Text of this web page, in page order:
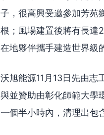
子，很高興受邀參加芳苑
根；風場建置後將有長達
在地夥伴攜手建造世界級
沃旭能源11月13日先由志
與並贊助由彰化師範大學
一個半小時內，清理出包